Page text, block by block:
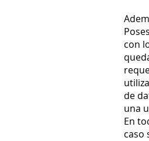
con
de
una
En
caso